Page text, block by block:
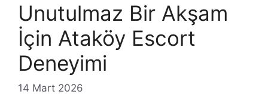
Unutulmaz Bir Akşam
İçin Ataköy Escort
Deneyimi
14 Mart 2026